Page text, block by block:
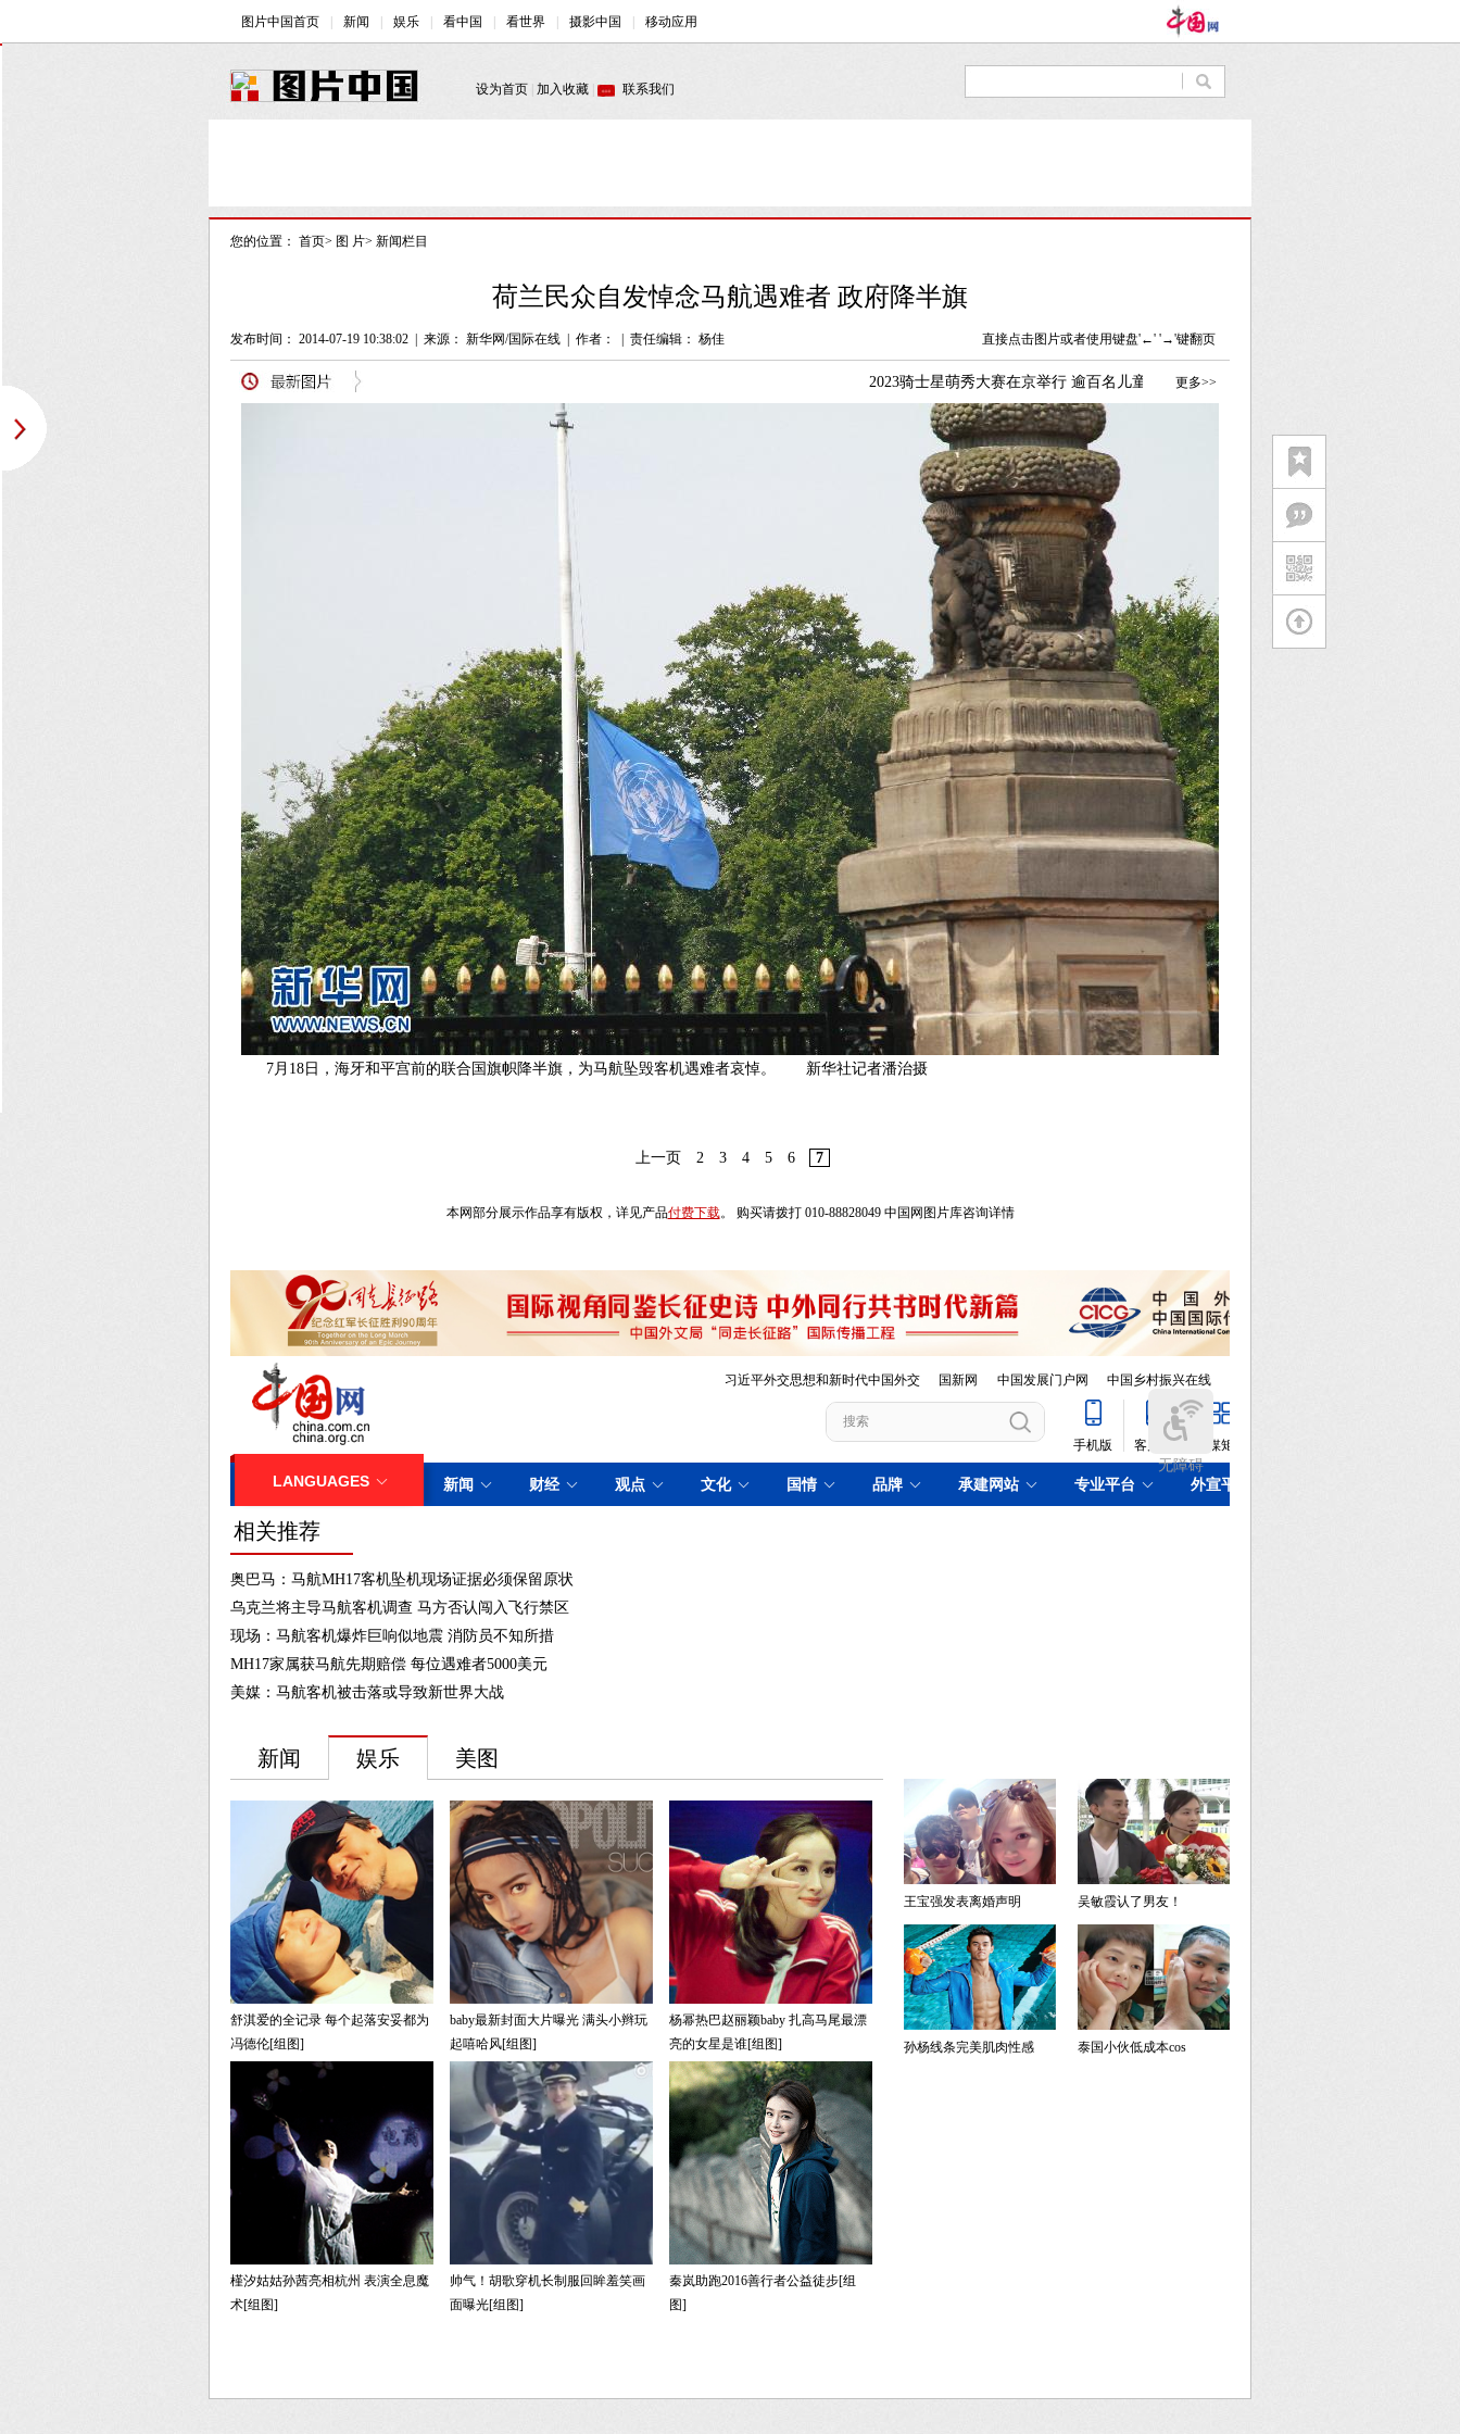
您的位置： 首页> 图 片> 新闻栏目
荷兰民众自发悼念马航遇难者 政府降半旗
发布时间： 2014-07-19 10:38:02 来源： 新华网/国际在线 作者： 责任编辑： 杨佳 直接点击图片或者使用键盘'←' '→'键翻页
7月18日，海牙和平宫前的联合国旗帜降半旗，为马航坠毁客机遇难者哀悼。 新华社记者潘治摄
上一页 2 3 4 5 6 7
本网部分展示作品享有版权，详见产品付费下载。 购买请拨打 010-88828049 中国网图片库咨询详情
相关推荐
奥巴马：马航MH17客机坠机现场证据必须保留原状
乌克兰将主导马航客机调查 马方否认闯入飞行禁区
现场：马航客机爆炸巨响似地震 消防员不知所措
MH17家属获马航先期赔偿 每位遇难者5000美元
美媒：马航客机被击落或导致新世界大战